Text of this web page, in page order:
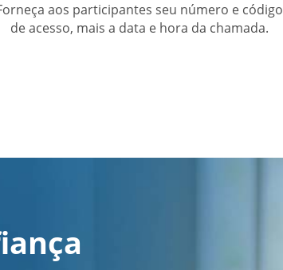
aos participantes seu número e código
de acesso, mais a data e hora da chamada.